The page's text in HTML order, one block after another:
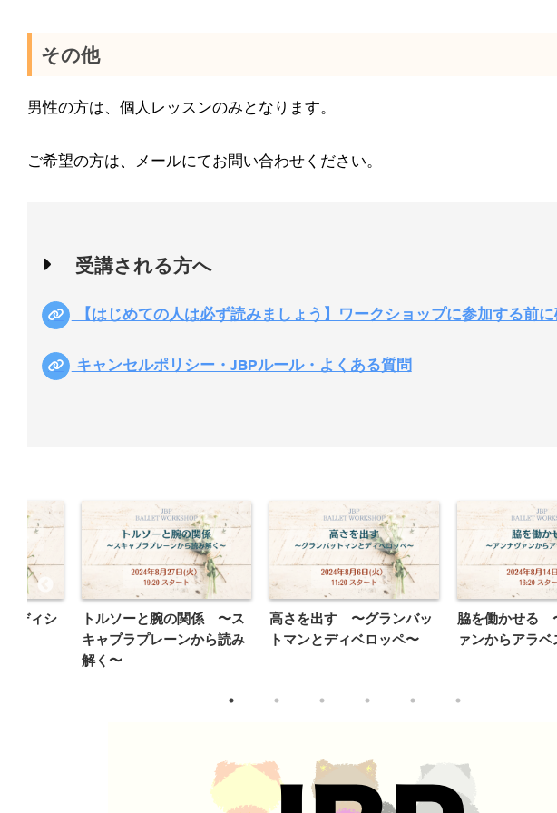
その他
男性の方は、個人レッスンのみとなります。
ご希望の方は、メールにてお問い合わせください。
受講される方へ
【はじめての人は必ず読みましょう】ワークショップに参加する前
キャンセルポリシー・JBPルール・よくある質問
ンディシ
トルソーと腕の関係 〜ス
キャプラプレーンから読み
解く〜
高さを出す 〜グランバッ
トマンとディベロッペ〜
脇を働かせる
ァンからアラ